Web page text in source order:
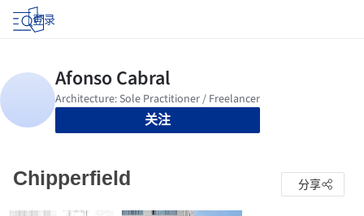
登录
关注
Chipperfield 分享